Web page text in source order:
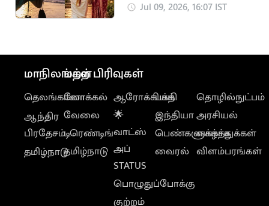
பயிற்சி: தமிழக அரசு
Jul 09, 2026, 16:07 IST
மாநிலங்கள்
தெலங்கானா
ஆந்திர
பிரதேசம்
தமிழ்நாடு
மற்ற பிரிவுகள்
லோக்கல்
வேலை
டிரெண்டிங்
தமிழ்நாடு
ஆரோக்கியம்
🌟
வாட்ஸ்
அப்
STATUS
பொழுதுப்போக்கு
குற்றம்
பக்தி
இந்தியா
பெண்களுக்காக
வைரல்
தொழில்நுட்பம்
அரசியல்
வாழ்த்துக்கள்
விளம்பரங்கள்